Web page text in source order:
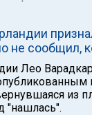
не сообщил,
Лео
из
"нашлась".